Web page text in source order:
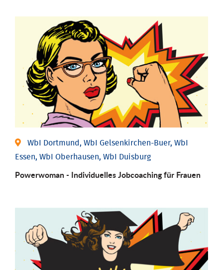
WbI Dortmund, WbI Gelsenkirchen-Buer, WbI
Essen, WbI Oberhausen, WbI Duisburg
Powerwoman - Individu­elles Job­coaching für Frauen